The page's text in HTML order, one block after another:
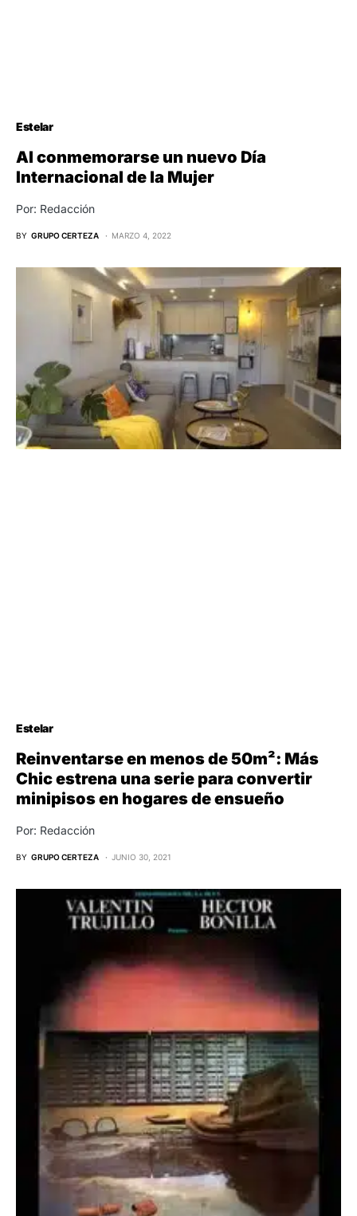
Estelar
Al conmemorarse un nuevo Día
Internacional de la Mujer
Por: Redacción
BY GRUPO CERTEZA MARZO 4, 2022
Estelar
Reinventarse en menos de 50m²: Más
Chic estrena una serie para convertir
minipisos en hogares de ensueño
Por: Redacción
BY GRUPO CERTEZA JUNIO 30, 2021